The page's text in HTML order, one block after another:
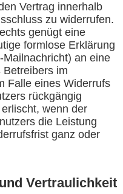
Vertrag innerhalb
zu widerrufen.
genügt eine
formlose Erklärung
an eine
im
Falle eines Widerrufs
rückgängig
wenn der
die Leistung
ganz oder
und Vertraulichkeit